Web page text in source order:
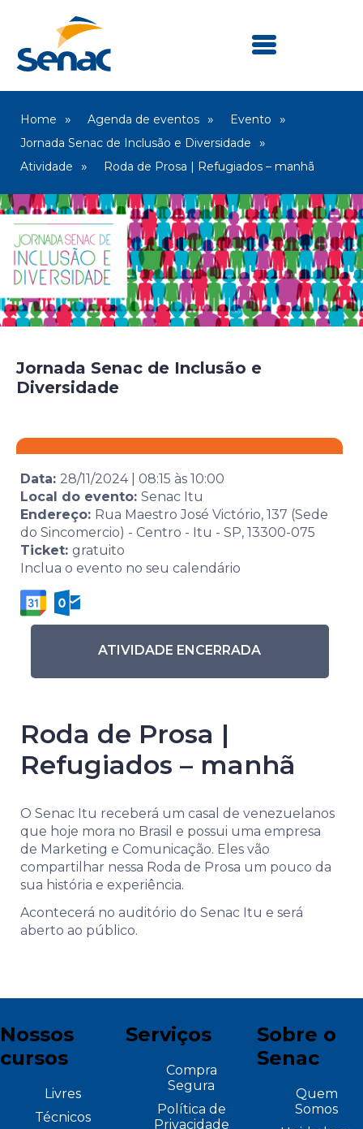
Home Agenda de eventos
Evento
Jornada Senac de Inclusão e Diversidade
Atividade
Roda de Prosa | Refugiados – manhã
Jornada Senac de Inclusão e
Diversidade
Data: 28/11/2024| 08:15 às 10:00
Local do evento: Senac Itu
Endereço: Rua Maestro José Victório, 137 (Sede
do Sincomercio) - Centro - Itu - SP, 13300-075
Ticket: gratuito
Inclua o evento no seu calendário
ATIVIDADE ENCERRADA
Roda de Prosa |
Refugiados – manhã
O Senac Itu receberá um casal de venezuelanos
que hoje mora no Brasil e possui uma empresa
de Marketing e Comunicação. Eles vão
compartilhar nessa Roda de Prosa um pouco da
sua história e experiência.
Acontecerá no auditório do Senac Itu e será
aberto ao público.
Nossos
cursos
Livres
Técnicos
Serviços
Compra
Segura
Política de
Privacidade
Sobre o
Senac
Quem
Somos